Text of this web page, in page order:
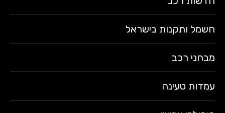
חשמל ותקנות בישראל
מבחני רכב
עמדות טעינה